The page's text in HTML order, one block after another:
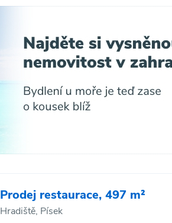
Prodej restaurace, 497 m²
Hradiště, Písek